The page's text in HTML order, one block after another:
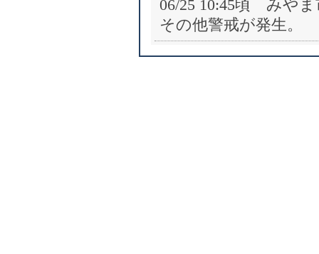
06/25 10:45頃 みやま
その他警戒が発生。